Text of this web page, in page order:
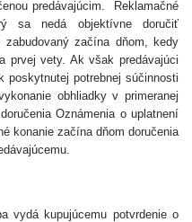
predávajúcim. Reklamačné
sa nedá objektívne doručiť
začína dňom, kedy
prvej vety. Ak však predávajúci
poskytnutej potrebnej súčinnosti
obhliadky v primeranej
Oznámenia o uplatnení
konanie začína dňom doručenia
vydá kupujúcemu potvrdenie o